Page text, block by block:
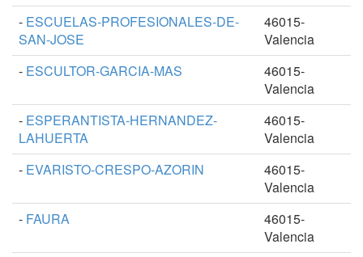
- ESCUELAS-PROFESIONALES-DE-
SAN-JOSE
46015-
Valencia
- ESCULTOR-GARCIA-MAS
46015-
Valencia
- ESPERANTISTA-HERNANDEZ-
LAHUERTA
46015-
Valencia
- EVARISTO-CRESPO-AZORIN
46015-
Valencia
- FAURA
46015-
Valencia